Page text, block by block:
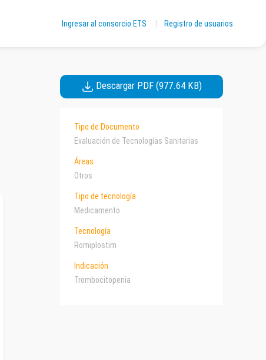
Ingresar al consorcio ETS | Registro de usuarios
Descargar PDF (977.64 KB)
Tipo de Documento
Evaluación de Tecnologías Sanitarias
Áreas
Otros
Tipo de tecnología
Medicamento
Tecnología
Romiplostim
Indicación
Trombocitopenia